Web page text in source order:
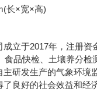
长×宽×高)
立于2017年，注册
食品快检、土壤养分
研发生产的气象环
良好的社会效益和经